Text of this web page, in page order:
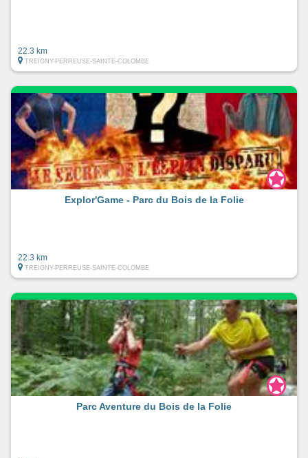
22.3 km
TREIGNY-PERREUSE-SAINTE-COLOMBE
Explor'Game - Parc du Bois de la Folie
22.3 km
TREIGNY-PERREUSE-SAINTE-COLOMBE
Parc Aventure du Bois de la Folie